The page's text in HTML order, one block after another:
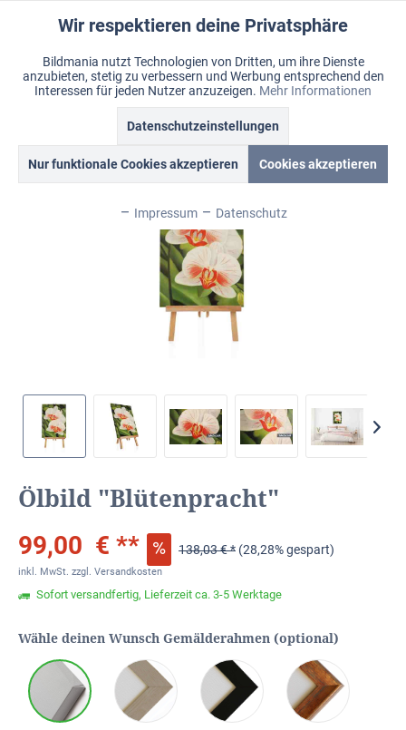
Warenkorb
Merkzettel Mein Konto
Menü
Bildmania > Ölbilder > Blumenmotiv
Ölbild "Blütenpracht"
99,00 € ** 138,03 € * (28,28% gespart)
inkl. MwSt. zzgl. Versandkosten
Sofort versandfertig, Lieferzeit ca. 3-5 Werktage
Wähle deinen Wunsch Gemälderahmen (optional)
Funktionale Aktiv
Marketing Inaktiv
Inaktiv
Wir respektieren deine Privatsphäre
Bildmania nutzt Technologien von Dritten, um ihre Dienste
anzubieten, stetig zu verbessern und Werbung entsprechend den
Interessen für jeden Nutzer anzuzeigen. Mehr Informationen
Datenschutzeinstellungen
Nur funktionale Cookies akzeptieren Cookies akzeptieren
Impressum Datenschutz